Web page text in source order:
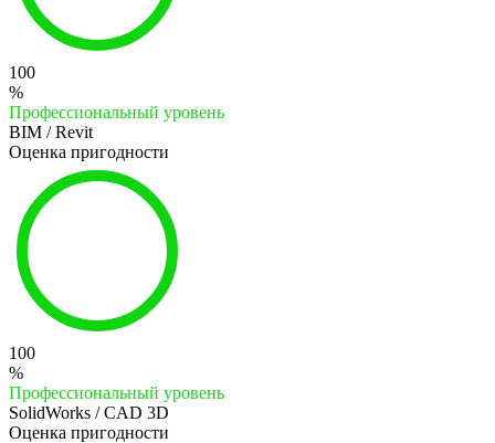
100
%
Профессиональный уровень
BIM / Revit
Оценка пригодности
100
%
Профессиональный уровень
SolidWorks / CAD 3D
Оценка пригодности